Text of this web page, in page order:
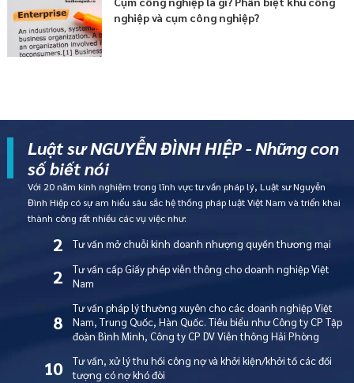
nghiệp và cụm công nghiệp?
Luật sư NGUYỄN ĐÌNH HIỆP - Những con
số biết nói
Với 20 năm kinh nghiệm trong lĩnh vực tư vấn pháp lý, Luật sư Nguyễn
Đình Hiệp có sự am hiểu sâu sắc hệ thống pháp luật Việt Nam và triển khai
thành công rất nhiều các vụ việc như:
2 Tư vấn mở chuỗi kinh doanh nhượng quyền thương mại
2
Tư vấn cấp Giấy phép viễn thông cho doanh nghiệp Việt
Nam
8
Tư vấn pháp lý thường xuyên cho các doanh nghiệp Việt
Nam, Trung Quốc, Hàn Quốc. Tiêu biểu như Công ty CP Tập
đoàn Bình Minh, Công ty CP DV Viễn thông Hải Phòng
10
Tư vấn, xử lý thu hồi công nợ và khởi kiện/khởi tố các đối
tượng có nợ khó đòi